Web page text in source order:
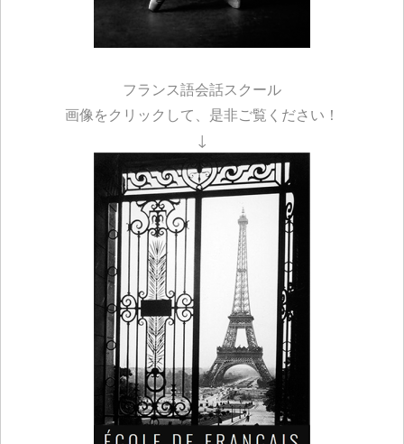
フランス語会話スクール
画像をクリックして、是非ご覧ください！
↓